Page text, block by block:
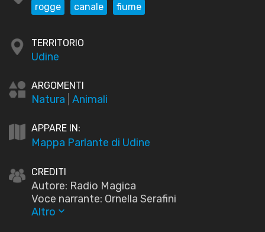
rogge
canale fiume
TERRITORIO
Udine
ARGOMENTI
Natura Animali
APPARE IN:
Mappa Parlante di Udine
CREDITI
Autore: Radio Magica
Voce narrante: Ornella Serafini
Altro keyboard_arrow_down